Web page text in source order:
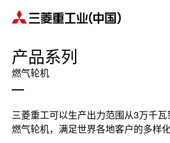
产品系列
燃气轮机
三菱重工可以生产出力范围从3万千
燃气轮机，满足世界各地客户的多样化